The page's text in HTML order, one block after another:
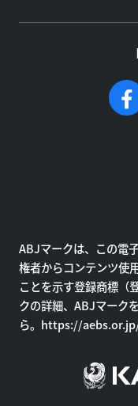
ABJマークは、この電
権者からコンテンツ使
ことを示す登録商標（
クの詳細、ABJマーク
ら。 https://